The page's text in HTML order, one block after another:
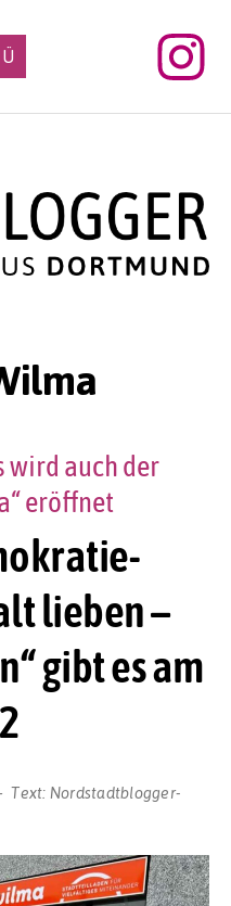
lieben –
gibt es am
wird auch der
eröffnet
Text: Nordstadtblogger-